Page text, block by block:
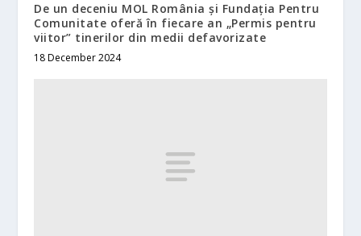
De un deceniu MOL România și Fundația Pentru
Comunitate oferă în fiecare an „Permis pentru
viitor” tinerilor din medii defavorizate
18 December 2024